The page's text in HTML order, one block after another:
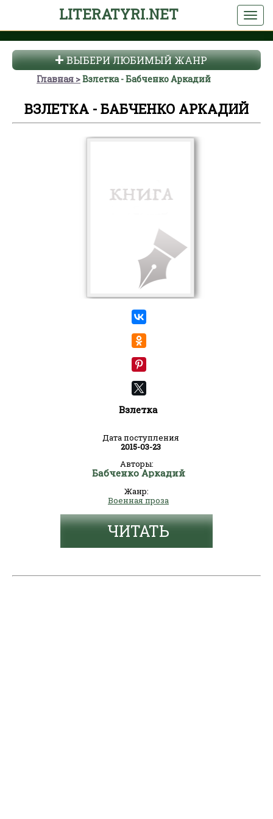
LITERATYRI.NET
ВЫБЕРИ ЛЮБИМЫЙ ЖАНР
Главная Взлетка - Бабченко Аркадий
ВЗЛЕТКА - БАБЧЕНКО АРКАДИЙ
Взлетка
Дата поступления
2015-03-23
Авторы:
Бабченко Аркадий
Жанр:
Военная проза
ЧИТАТЬ